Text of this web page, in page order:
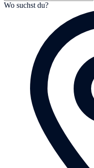
Wo suchst du?